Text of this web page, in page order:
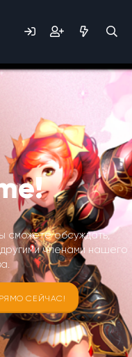
сможете обсуждать,
членами нашего
СЕЙЧАС!